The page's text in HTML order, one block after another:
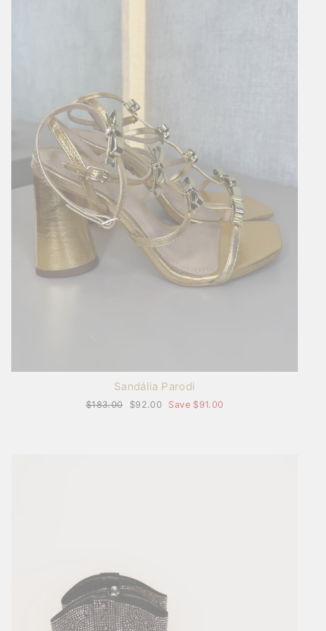
Sandália Parodi
Regular
$183.00
Sale
$92.00 Save $91.00